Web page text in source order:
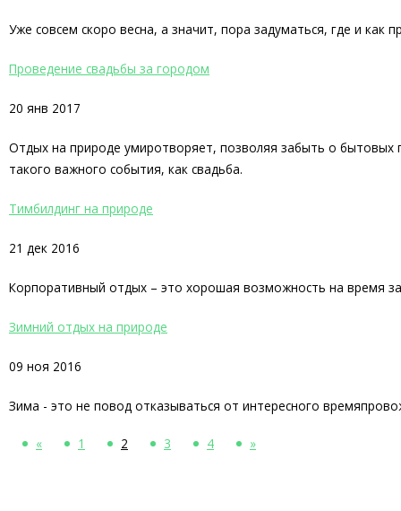
Уже совсем скоро весна, а значит, пора задуматься, где и как
Проведение свадьбы за городом
20 янв 2017
Отдых на природе умиротворяет, позволяя забыть о бытовых
такого важного события, как свадьба.
Тимбилдинг на природе
21 дек 2016
Корпоративный отдых – это хорошая возможность на время
Зимний отдых на природе
09 ноя 2016
Зима - это не повод отказываться от интересного
« 1 2 3 4 »